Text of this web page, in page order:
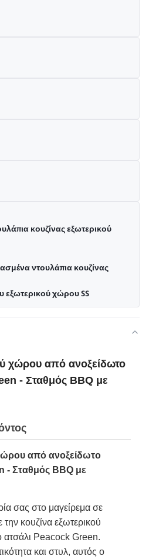
κουζίνας εξωτερικού
ντουλάπια κουζίνας
εξωτερικού χώρου SS
χώρου από ανοξείδωτο
- Σταθμός BBQ με
από ανοξείδωτο
- Σταθμός BBQ με
σας στο μαγείρεμα σε
κουζίνα εξωτερικού
Peacock Green.
και στυλ, αυτός ο